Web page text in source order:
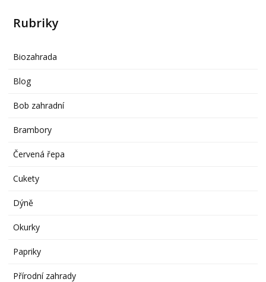
Rubriky
Biozahrada
Blog
Bob zahradní
Brambory
Červená řepa
Cukety
Dýně
Okurky
Papriky
Přírodní zahrady